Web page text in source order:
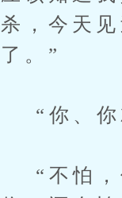
杀，今天
了。”
“你、你
“不怕，